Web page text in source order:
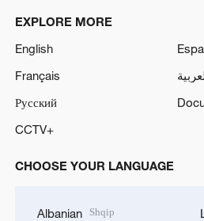
EXPLORE MORE
English
Français
Русский
CCTV+
CHOOSE YOUR LANGUAGE
Albanian Shqip